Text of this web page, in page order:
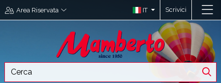
Area Riservata IT Scrivici